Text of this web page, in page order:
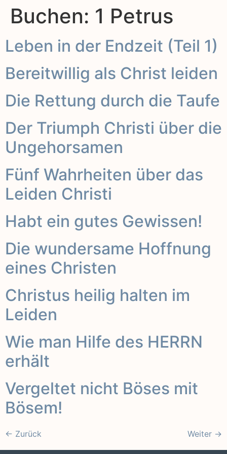
Buchen: 1 Petrus
Leben in der Endzeit (Teil 1)
Bereitwillig als Christ leiden
Die Rettung durch die Taufe
Der Triumph Christi über die
Ungehorsamen
Fünf Wahrheiten über das
Leiden Christi
Habt ein gutes Gewissen!
Die wundersame Hoffnung
eines Christen
Christus heilig halten im
Leiden
Wie man Hilfe des HERRN
erhält
Vergeltet nicht Böses mit
Bösem!
← Zurück Weiter →